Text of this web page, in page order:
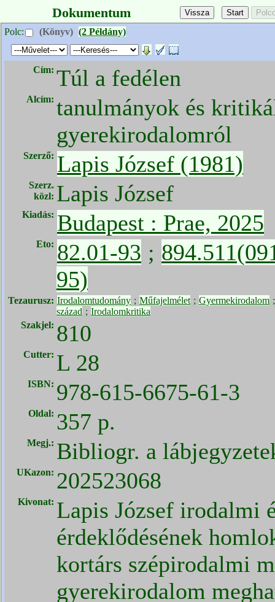
Dokumentum
Polc: (Könyv) (2 Példány)
Cím: Túl a fedélen
Alcím: tanulmányok és
gyerekirodalomról
Szerző: Lapis József (1981)
Szerz.
közl: Lapis József
Kiadás: Budapest : Prae, 2025
Eto: 82.01-93 ;
95)
Tezaurusz: Irodalomtudomány ; Műfajelmélet ; Gyermekirodalom
század ; Irodalomkritika
Szakjel: 810
Cutter: L 28
ISBN: 978-615-6675-61-3
Oldal: 357 p.
Megj.: Bibliogr. a
UKazon: 202523068
Kivonat: Lapis József irodalmi
érdeklődésének
kortárs szépirodalmi
gyerekirodalom